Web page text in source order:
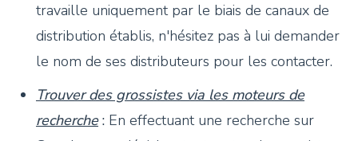
travaille uniquement par le biais de canaux de
distribution établis, n'hésitez pas à lui demander
le nom de ses distributeurs pour les contacter.
Trouver des grossistes via les moteurs de
recherche: En effectuant une recherche sur